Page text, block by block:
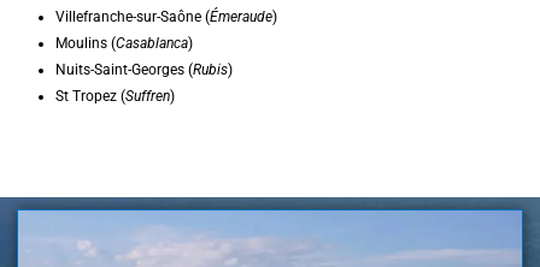
Villefranche-sur-Saône (Émeraude)
Moulins (Casablanca)
Nuits-Saint-Georges (Rubis)
St Tropez (Suffren)